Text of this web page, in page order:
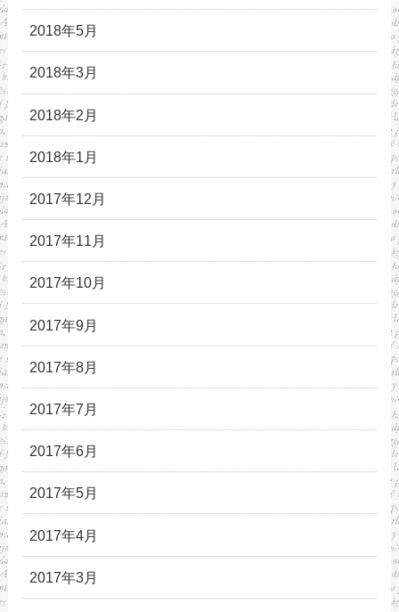
2018年5月
2018年3月
2018年2月
2018年1月
2017年12月
2017年11月
2017年10月
2017年9月
2017年8月
2017年7月
2017年6月
2017年5月
2017年4月
2017年3月